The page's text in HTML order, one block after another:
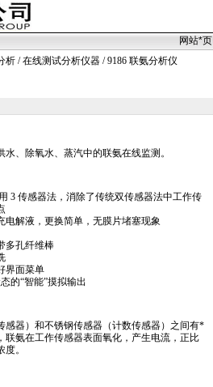
网站*页
析 /在线测试分析仪器 / 9186 联氨分析仪
水、除氧水、蒸汽中的联氨在线监测。
3 传感器法，消除了传统双传感器法中工作传
电解液，更换简单，无膜片堵塞现象
多孔纤维棒
界面菜单
的“智能”摸拟输出
感器）和不锈钢传感器（计数传感器）之间有*
联氨在工作传感器表面氧化，产生电流，正比
。